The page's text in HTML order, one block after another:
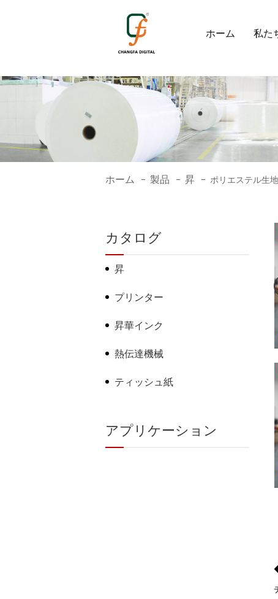
ホーム 私た
ホーム - 製品 - 昇 - ポリエステル生
カタログ
昇
プリンター
昇華インク
熱伝達機械
ティッシュ紙
アプリケーション